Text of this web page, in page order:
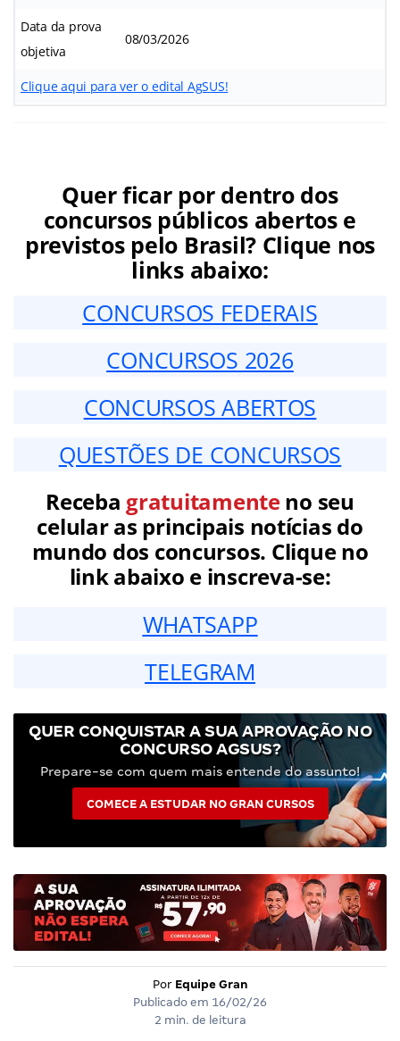
Data da prova
objetiva
08/03/2026
Clique aqui para ver o edital AgSUS!
Quer ficar por dentro dos
concursos públicos abertos e
previstos pelo Brasil? Clique nos
links abaixo:
CONCURSOS FEDERAIS
CONCURSOS 2026
CONCURSOS ABERTOS
QUESTÕES DE CONCURSOS
Receba gratuitamenteno seu
celular as principais notícias do
mundo dos concursos. Clique no
link abaixo e inscreva-se:
WHATSAPP
TELEGRAM
QUER CONQUISTAR A SUA APROVAÇÃO NO
CONCURSO AGSUS?
Prepare-se com quem mais entende do assunto!
COMECE A ESTUDAR NO GRAN CURSOS
Por Equipe Gran
Publicado em 16/02/26
2 min. de leitura